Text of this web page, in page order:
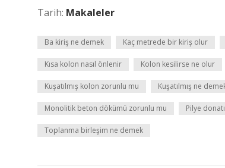
Tarih: Makaleler
Ba kiriş ne demek Kaç metrede bir kiriş olur
Kısa kolon nasıl önlenir Kolon kesilirse ne olur
Kuşatılmış kolon zorunlu mu Kuşatılmış ne
Monolitik beton dökümü zorunlu mu Pilye
Toplanma birleşim ne demek